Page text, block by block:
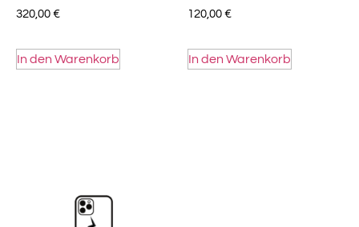
320,00 €
In den Warenkorb
120,00 €
In den Warenkorb